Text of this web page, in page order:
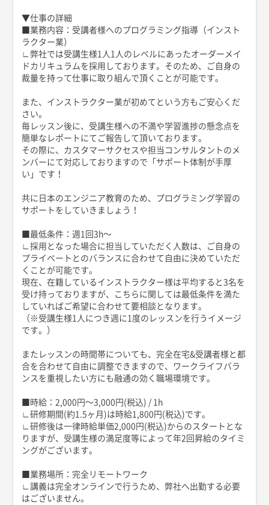
▼仕事の詳細
■業務内容：受講者様へのプログラミング指導（インスト
ラクター業）
∟弊社では受講生様1人1人のレベルにあったオーダーメイ
ドカリキュラムを採用しております。そのため、ご自身の
裁量を持って仕事に取り組んで頂くことが可能です。
また、インストラクター業が初めてという方もご安心くだ
さい。
毎レッスン後に、受講生様への不満や学習進捗の懸念点を
簡単なレポートにてご報告して頂いております。
その際に、カスタマーサクセスや担当コンサルタントのメ
ンバーにて対応しておりますので「サポート体制が手厚
い」です！
共に日本のエンジニア教育のため、プログラミング学習の
サポートをしていきましょう！
■最低条件：週1回3h〜
∟採用となった場合に担当していただく人数は、ご自身の
プライベートとのバランスに合わせて自由に決めていただ
くことが可能です。
現在、在籍しているインストラクター様は平均すると3名を
受け持っておりますが、こちらに関しては最低条件を満た
していればご希望に合わせて要相談となります。
（※受講生様1人につき週に1度のレッスンを行うイメージ
です。）
またレッスンの時間帯についても、完全在宅&受講者様と都
合を合わせて自由に調整できますので、ワークライフバラ
ンスを重視したい方にも融通の効く職場環境です。
■時給：2,000円〜3,000円(税込) / 1h
∟研修期間(約1.5ヶ月)は時給1,800円(税込)です。
∟研修後は一律時給単価2,000円(税込)からのスタートとな
りますが、受講生様の満足度等によって年2回昇給のタイミ
ングがございます。
■業務場所：完全リモートワーク
∟講義は完全オンラインで行うため、弊社へ出勤する必要
はございません。